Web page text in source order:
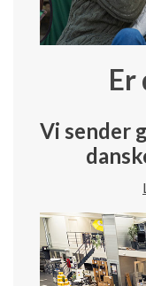
Er
Vi sender